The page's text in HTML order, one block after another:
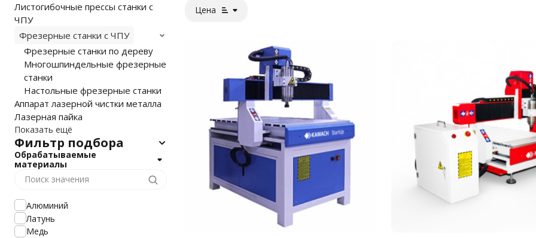
Цена
Листогибочные прессы станки с
ЧПУ
Фрезерные станки с ЧПУ
Фрезерные станки по дереву
Многошпиндельные фрезерные
станки
Настольные фрезерные станки
Аппарат лазерной чистки металла
Лазерная пайка
Показать ещё
Фильтр подбора
Обрабатываемые
материалы
Алюминий
Латунь
Медь